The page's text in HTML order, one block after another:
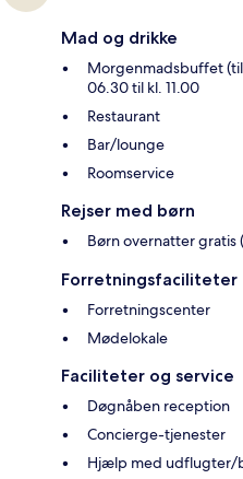
Mad og drikke
Morgenmadsbuffet
06.30 til kl. 11.00
Restaurant
Bar/lounge
Roomservice
Rejser med børn
Børn overnatter gratis
Forretningsfaciliteter
Forretningscenter
Mødelokale
Faciliteter og service
Døgnåben reception
Concierge-tjenester
Hjælp med udflugter/